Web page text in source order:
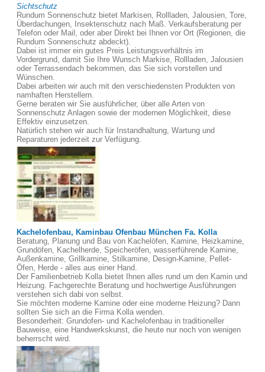
Sichtschutz
Rundum Sonnenschutz bietet Markisen, Rollladen, Jalousien, Tore,
Überdachungen, Insektenschutz nach Maß. Verkaufsberatung per
Telefon oder Mail, oder aber Direkt bei Ihnen vor Ort (Regionen, die
Rundum Sonnenschutz abdeckt).
Dabei ist immer ein gutes Preis Leistungsverhältnis im
Vordergrund, damit Sie Ihre Wunsch Markise, Rollladen, Jalousien
oder Terrassendach bekommen, das Sie sich vorstellen und
Wünschen.
Dabei arbeiten wir auch mit den verschiedensten Produkten von
namhaften Herstellern.
Gerne beraten wir Sie ausführlicher, über alle Arten von
Sonnenschutz Anlagen sowie der modernen Möglichkeit, diese
Effektiv einzusetzen.
Natürlich stehen wir auch für Instandhaltung, Wartung und
Reparaturen jederzeit zur Verfügung.
Kachelofenbau, Kaminbau Ofenbau München Fa. Kolla
Beratung, Planung und Bau von Kachelöfen, Kamine, Heizkamine,
Grundöfen, Kachelherde, Speicheröfen, wasserführende Kamine,
Außenkamine, Grillkamine, Stilkamine, Design-Kamine, Pellet-
Öfen, Herde - alles aus einer Hand.
Der Familienbetrieb Kolla bietet Ihnen alles rund um den Kamin und
Heizung. Fachgerechte Beratung und hochwertige Ausführungen
verstehen sich dabi von selbst.
Sie möchten moderne Kamine oder eine moderne Heizung? Dann
sollten Sie sich an die Firma Kolla wenden.
Besonderheit: Grundofen- und Kachelofenbau in traditioneller
Bauweise, eine Handwerkskunst, die heute nur noch von wenigen
beherrscht wird.